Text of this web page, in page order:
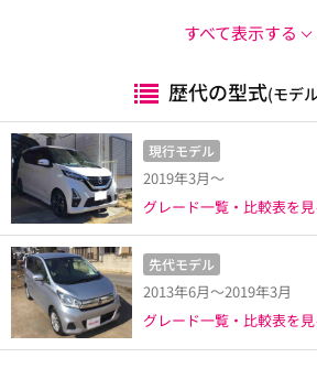
すべて表示する
歴代の型式(モデ
現行モデル
2019年3月～
グレード一覧・比較表を見
先代モデル
2013年6月～2019年3月
グレード一覧・比較表を見